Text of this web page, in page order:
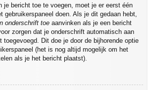
je bericht toe te voegen, moet je er eerst één
gebruikerspaneel doen. Als je dit gedaan hebt,
onderschrift toe aanvinken als je een bericht
zorgen dat je onderschrift automatisch aan
toegevoegd. Dit doe je door de bijhorende optie
(het is nog altijd mogelijk om het
als je het bericht plaatst).